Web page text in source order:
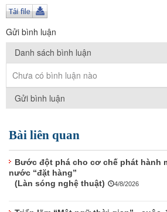
Gửi bình luận
Danh sách bình luận
Chưa có bình luận nào
Gửi bình luận
Bài liên quan
Bước đột phá cho cơ chế phát hành
nước “đặt hàng”
(Làn sóng nghệ thuật)
4/8/2026